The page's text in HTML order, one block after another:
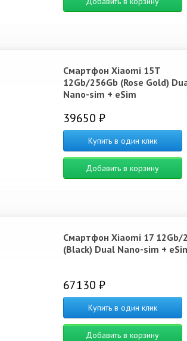
Смартфон Xiaomi 15T
12Gb/256Gb (Rose Gold)
Nano-sim + eSim
39650 ₽
Купить в один клик
Добавить в корзину
Смартфон Xiaomi 17 12Gb/
(Black) Dual Nano-sim +
67130 ₽
Купить в один клик
Добавить в корзину